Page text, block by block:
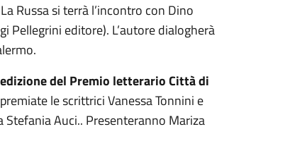
Russa si terrà l’incontro con Dino
Pellegrini editore). L’autore dialogherà
del Premio letterario Città di
le scrittrici Vanessa Tonnini e
Auci.. Presenteranno Mariza